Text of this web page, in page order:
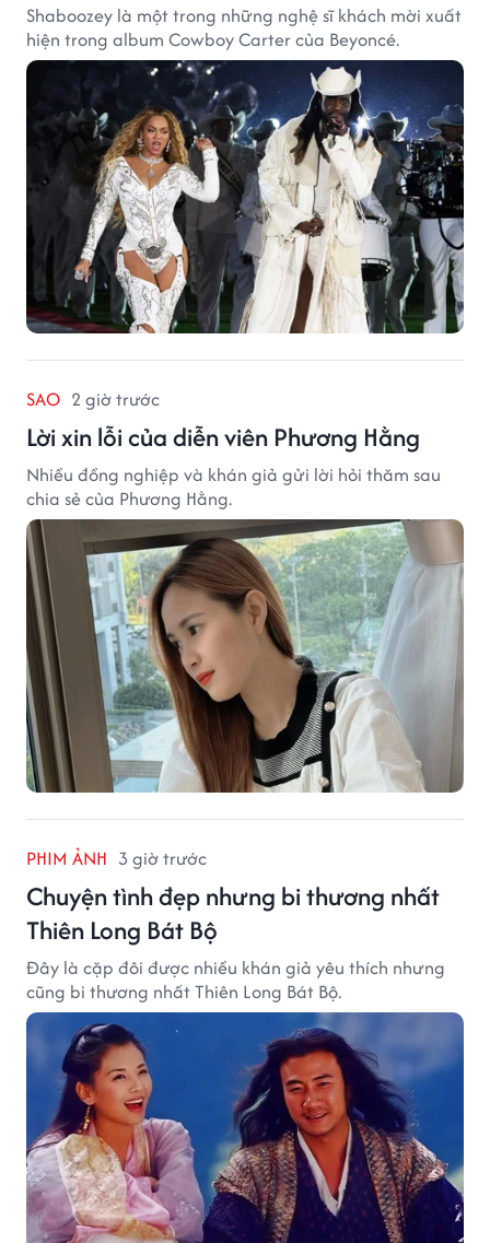
Shaboozey là một trong những nghệ sĩ khách mời xuất
hiện trong album Cowboy Carter của Beyoncé.
SAO 2 giờ trước
Lời xin lỗi của diễn viên Phương Hằng
Nhiều đồng nghiệp và khán giả gửi lời hỏi thăm sau
chia sẻ của Phương Hằng.
PHIM ẢNH 3 giờ trước
Chuyện tình đẹp nhưng bi thương nhất
Thiên Long Bát Bộ
Đây là cặp đôi được nhiều khán giả yêu thích nhưng
cũng bi thương nhất Thiên Long Bát Bộ.